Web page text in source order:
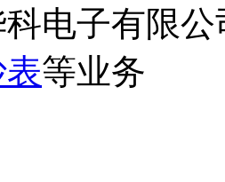
电子有限公
等业务